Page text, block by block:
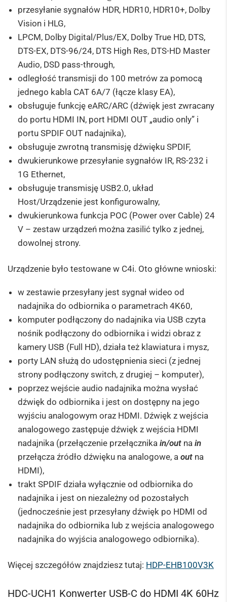
przesyłanie sygnałów HDR, HDR10, HDR10+, Dolby
Vision i HLG,
LPCM, Dolby Digital/Plus/EX, Dolby True HD, DTS,
DTS-EX, DTS-96/24, DTS High Res, DTS-HD Master
Audio, DSD pass-through,
odległość transmisji do 100 metrów za pomocą
jednego kabla CAT 6A/7 (łącze klasy EA),
obsługuje funkcję eARC/ARC (dźwięk jest zwracany
do portu HDMI IN, port HDMI OUT „audio only” i
portu SPDIF OUT nadajnika),
obsługuje zwrotną transmisję dźwięku SPDIF,
dwukierunkowe przesyłanie sygnałów IR, RS-232 i
1G Ethernet,
obsługuje transmisję USB2.0, układ
Host/Urządzenie jest konfigurowalny,
dwukierunkowa funkcja POC (Power over Cable) 24
V – zestaw urządzeń można zasilić tylko z jednej,
dowolnej strony.
Urządzenie było testowane w C4i. Oto główne wnioski:
w zestawie przesyłany jest sygnał wideo od
nadajnika do odbiornika o parametrach 4K60,
komputer podłączony do nadajnika via USB czyta
nośnik podłączony do odbiornika i widzi obraz z
kamery USB (Full HD), działa też klawiatura i mysz,
porty LAN służą do udostępnienia sieci (z jednej
strony podłączony switch, z drugiej – komputer),
poprzez wejście audio nadajnika można wysłać
dźwięk do odbiornika i jest on dostępny na jego
wyjściu analogowym oraz HDMI. Dźwięk z wejścia
analogowego zastępuje dźwięk z wejścia HDMI
nadajnika (przełączenie przełącznika in/out na in
przełącza źródło dźwięku na analogowe, a out na
HDMI),
trakt SPDIF działa wyłącznie od odbiornika do
nadajnika i jest on niezależny od pozostałych
(jednocześnie jest przesyłany dźwięk po HDMI od
nadajnika do odbiornika lub z wejścia analogowego
nadajnika do wyjścia analogowego odbiornika).
Więcej szczegółów znajdziesz tutaj: HDP-EHB100V3K
HDC-UCH1 Konwerter USB-C do HDMI 4K 60Hz